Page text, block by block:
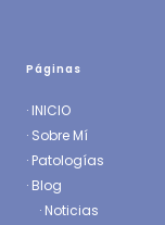
Páginas
· INICIO
· Sobre Mí
· Patologías
· Blog
· Noticias